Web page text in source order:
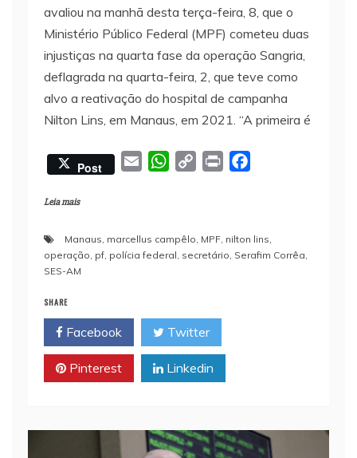
avaliou na manhã desta terça-feira, 8, que o
Ministério Público Federal (MPF) cometeu duas
injustiças na quarta fase da operação Sangria,
deflagrada na quarta-feira, 2, que teve como
alvo a reativação do hospital de campanha
Nilton Lins, em Manaus, em 2021. “A primeira é
Post
l
W
s
L
t
b
Leia mais
Manaus, marcellus campêlo, MPF, nilton lins,
operação, pf, polícia federal, secretário, Serafim Corrêa,
SES-AM
SHARE
Facebook Twitter
Pinterest Linkedin